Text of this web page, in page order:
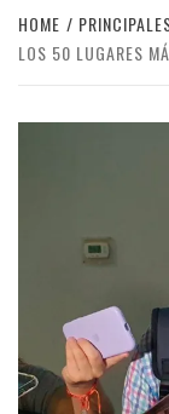
HOME
LOS 50 LUGARES